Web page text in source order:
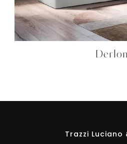
Derlon
Trazzi Luciano